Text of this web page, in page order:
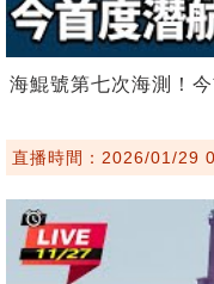
海鯤號第七次海測！
直播時間：2026/01/29